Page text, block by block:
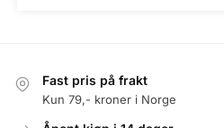
Fast pris på frakt
Kun 79,- kroner i Norge